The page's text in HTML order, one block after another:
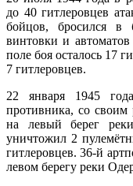
до 40 гитлеровцев
бойцов, бросился
винтовки и
поле боя осталось 17
7 гитлеровцев.
22 января 1945
противника, со своим
на левый берег
уничтожил 2
гитлеровцев. 36-й
левом берегу реки